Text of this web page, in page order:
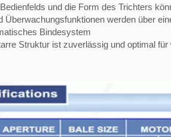
TB-1011-
und die Form des Trichters
Überwachungsfunktionen werden über
Bindesystem
Struktur ist zuverlässig und optimal für